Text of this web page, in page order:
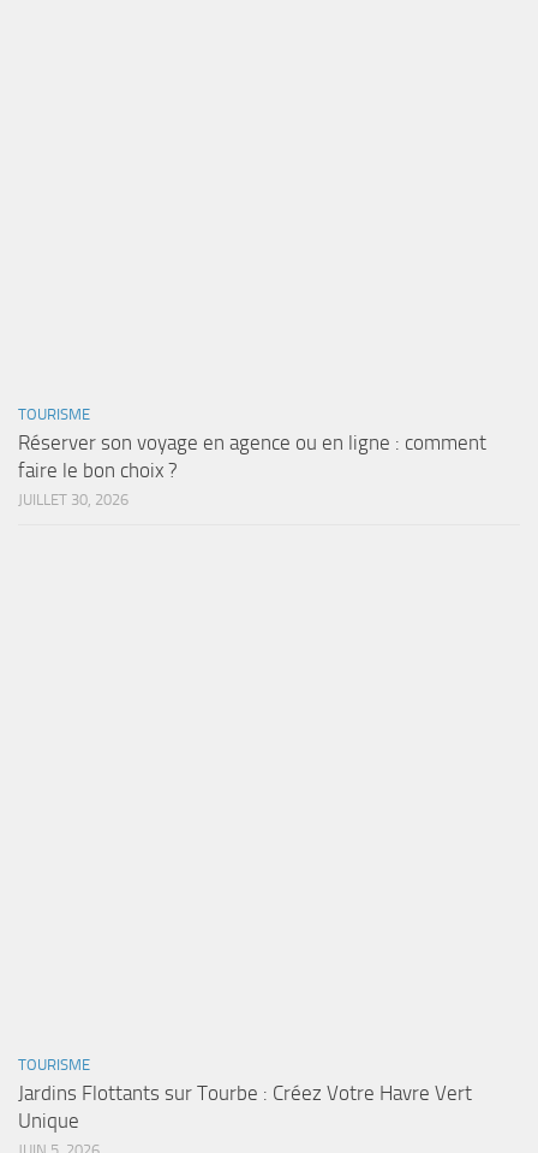
TOURISME
Réserver son voyage en agence ou en ligne : comment
faire le bon choix ?
JUILLET 30, 2026
TOURISME
Jardins Flottants sur Tourbe : Créez Votre Havre Vert
Unique